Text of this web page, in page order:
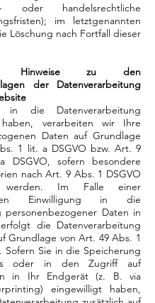
oder handelsrechtliche
im letztgenannten
Löschung nach Fortfall dieser
Hinweise zu den
der Datenverarbeitung
in die Datenverarbeitung
verarbeiten wir Ihre
Daten auf Grundlage
1 lit. a DSGVO bzw. Art. 9
sofern besondere
nach Art. 9 Abs. 1 DSGVO
werden. Im Falle einer
Einwilligung in die
personenbezogener Daten in
die Datenverarbeitung
Grundlage von Art. 49 Abs. 1
Sofern Sie in die Speicherung
oder in den Zugriff auf
in Ihr Endgerät (z. B. via
eingewilligt haben,